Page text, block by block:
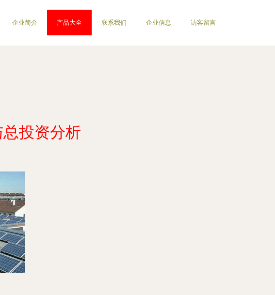
企业简介 产品大全 联系我们 企业信息 访客留言
投资分析